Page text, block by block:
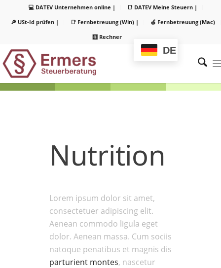
💻 DATEV Unternehmen online |
📑 DATEV Meine Steuern |
🔎 USt-Id prüfen |
📑 Fernbetreuung (Win) |
🍏 Fernbetreuung (Mac)
🧮 Rechner
DE
Nutrition
Lorem ipsum dolor sit amet,
consectetuer adipiscing elit.
Aenean commodo ligula eget
dolor. Aenean massa. Cum sociis
natoque penatibus et magnis dis
parturient montes, nascetur